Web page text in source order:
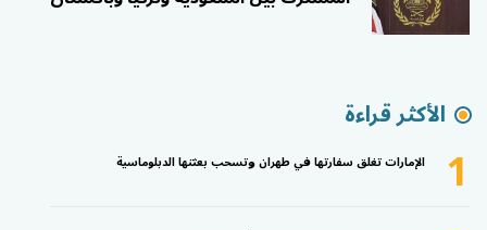
الأكثر قراءة
1 الإمارات تغلق سفارتها في طهران وتسحب بعثتها الدبلوماسية